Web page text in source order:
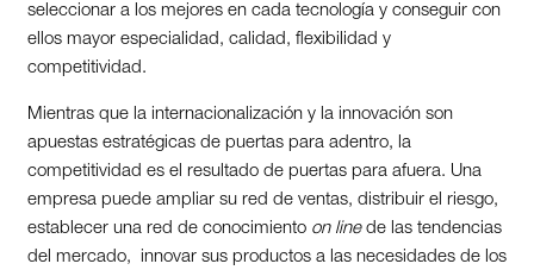
seleccionar a los mejores en cada tecnología y conseguir con
ellos mayor especialidad, calidad, flexibilidad y
competitividad.
Mientras que la internacionalización y la innovación son
apuestas estratégicas de puertas para adentro, la
competitividad es el resultado de puertas para afuera. Una
empresa puede ampliar su red de ventas, distribuir el riesgo,
establecer una red de conocimiento on linede las tendencias
del mercado, innovar sus productos a las necesidades de los